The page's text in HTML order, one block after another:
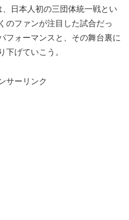
日本人初の三団体統一戦とい
のファンが注目した試合だっ
フォーマンスと、その舞台裏に
下げていこう。
サーリンク